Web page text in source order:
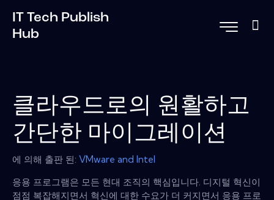
IT Tech Publish
Hub
클라우드로의 원활하고
간단한 마이그레이션
에 의해 출판 된: VMware and Intel
응용 프로그램은 모든 현대 조직의 핵심입니다. 디지털 혁신이
점점 복잡해지면서 혁신에 대한 수요가 더 커지면서 응용 프로